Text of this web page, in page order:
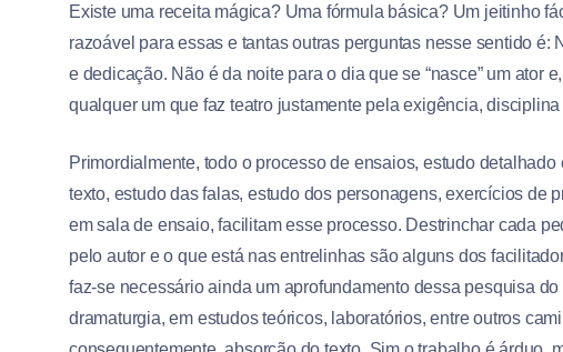
Existe uma receita mágica? Uma fórmula básica? Um jeitinho
razoável para essas e tantas outras perguntas nesse sentido
e dedicação. Não é da noite para o dia que se “nasce” um ator
qualquer um que faz teatro justamente pela exigência,
Primordialmente, todo o processo de ensaios, estudo
texto, estudo das falas, estudo dos personagens, exercícios de
em sala de ensaio, facilitam esse processo. Destrinchar cada
pelo autor e o que está nas entrelinhas são alguns dos
faz-se necessário ainda um aprofundamento dessa pesquisa
dramaturgia, em estudos teóricos, laboratórios, entre outros